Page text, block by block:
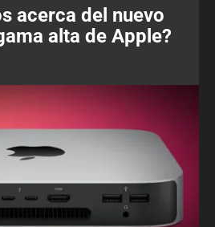
acerca del nuevo
alta de Apple?